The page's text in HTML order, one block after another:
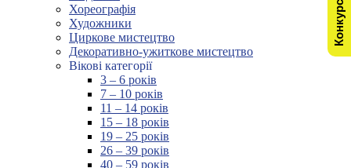
Хореографія
Художники
Циркове мистецтво
Декоративно-ужиткове мистецтво
Вікові категорії
3 – 6 років
7 – 10 років
11 – 14 років
15 – 18 років
19 – 25 років
26 – 39 років
40 – 59 років